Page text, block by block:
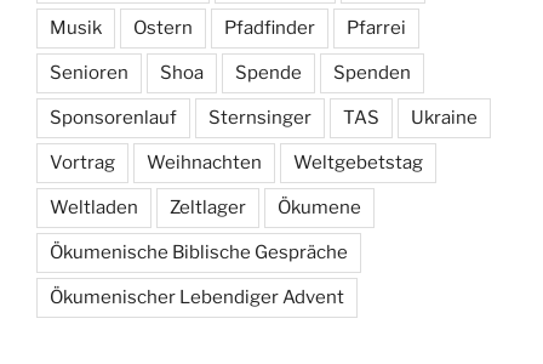
Musik Ostern Pfadfinder Pfarrei
Senioren Shoa Spende Spenden
Sponsorenlauf Sternsinger TAS Ukraine
Vortrag Weihnachten Weltgebetstag
Weltladen Zeltlager Ökumene
Ökumenische Biblische Gespräche
Ökumenischer Lebendiger Advent